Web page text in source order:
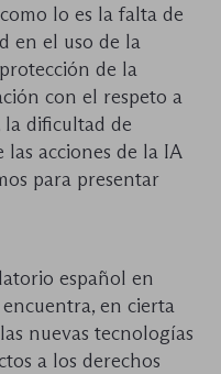
lo es la falta de
en el uso de la
de la
con el respeto a
la dificultad de
acciones de la IA
para presentar
español en
en cierta
nuevas tecnologías
a los derechos